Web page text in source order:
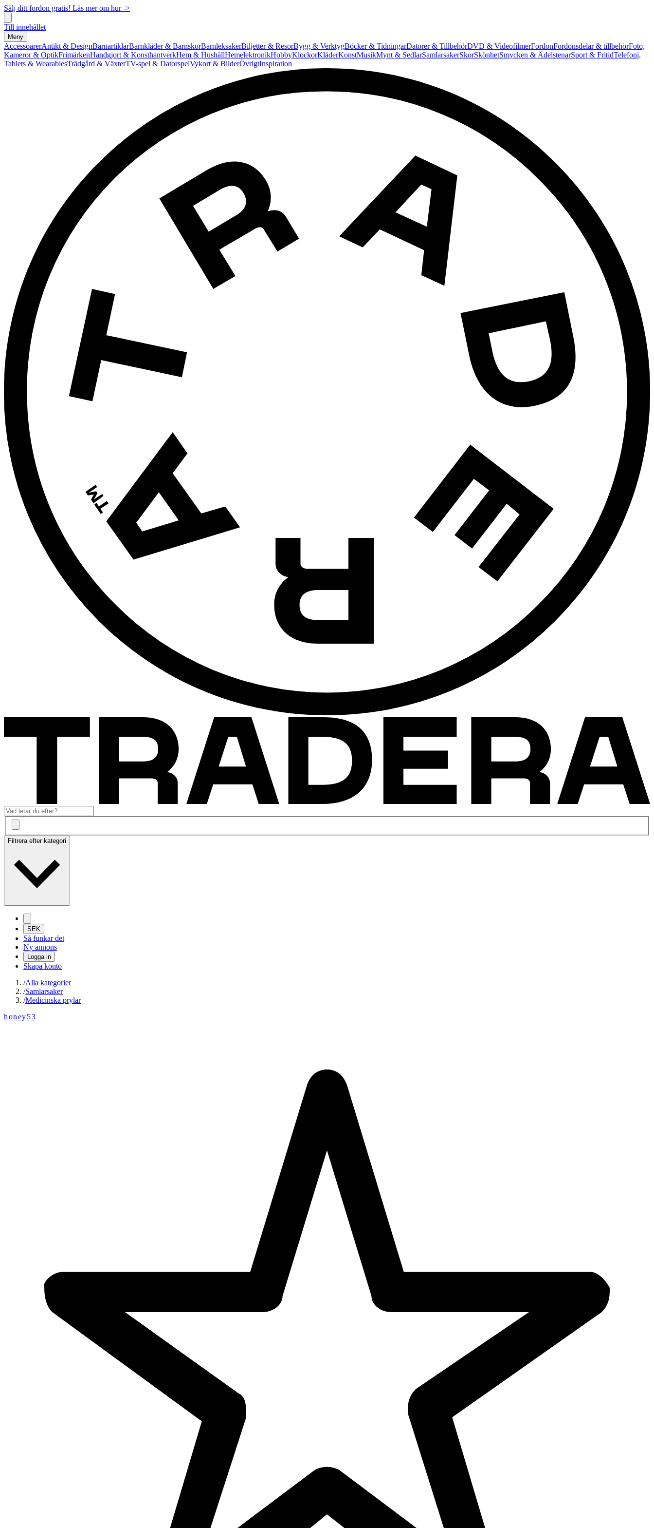
Sälj ditt fordon gratis! Läs mer om hur ->
Till innehållet
Meny
AccessoarerAntikt & DesignBarnartiklarBarnkläder & BarnskorBarnleksakerBiljetter & ResorBygg & VerktygBöcker & TidningarDatorer & TillbehörDVD & VideofilmerFordonFordonsdelar & tillbehörFoto,
Kameror & OptikFrimärkenHandgjort & KonsthantverkHem & HushållHemelektronikHobbyKlockorKläderKonstMusikMynt & SedlarSamlarsakerSkorSkönhetSmycken & ÄdelstenarSport & FritidTelefoni,
Tablets & WearablesTrädgård & VäxterTV-spel & DatorspelVykort & BilderÖvrigtInspiration
Filtrera efter kategori
SEK
Så funkar det
Ny annons
Logga in
Skapa konto
/Alla kategorier
/Samlarsaker
/Medicinska prylar
honey53